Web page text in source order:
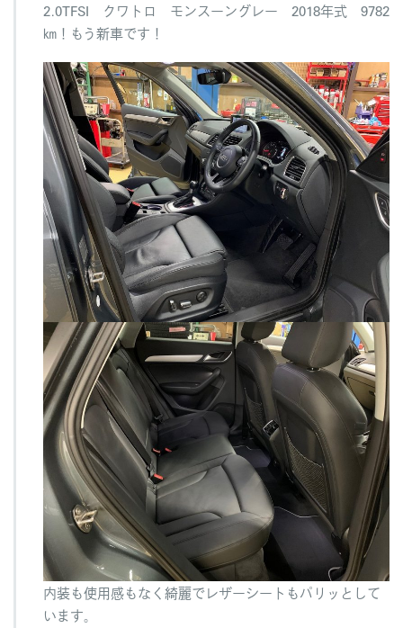
2.0TFSI クワトロ モンスーングレー 2018年式 9782
㎞！もう新車です！
内装も使用感もなく綺麗でレザーシートもパリッとして
います。